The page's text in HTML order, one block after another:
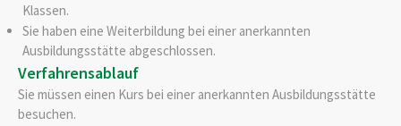
Klassen.
Sie haben eine Weiterbildung bei einer anerkannten
Ausbildungsstätte abgeschlossen.
Verfahrensablauf
Sie müssen einen Kurs bei einer anerkannten Ausbildungsstätte
besuchen.